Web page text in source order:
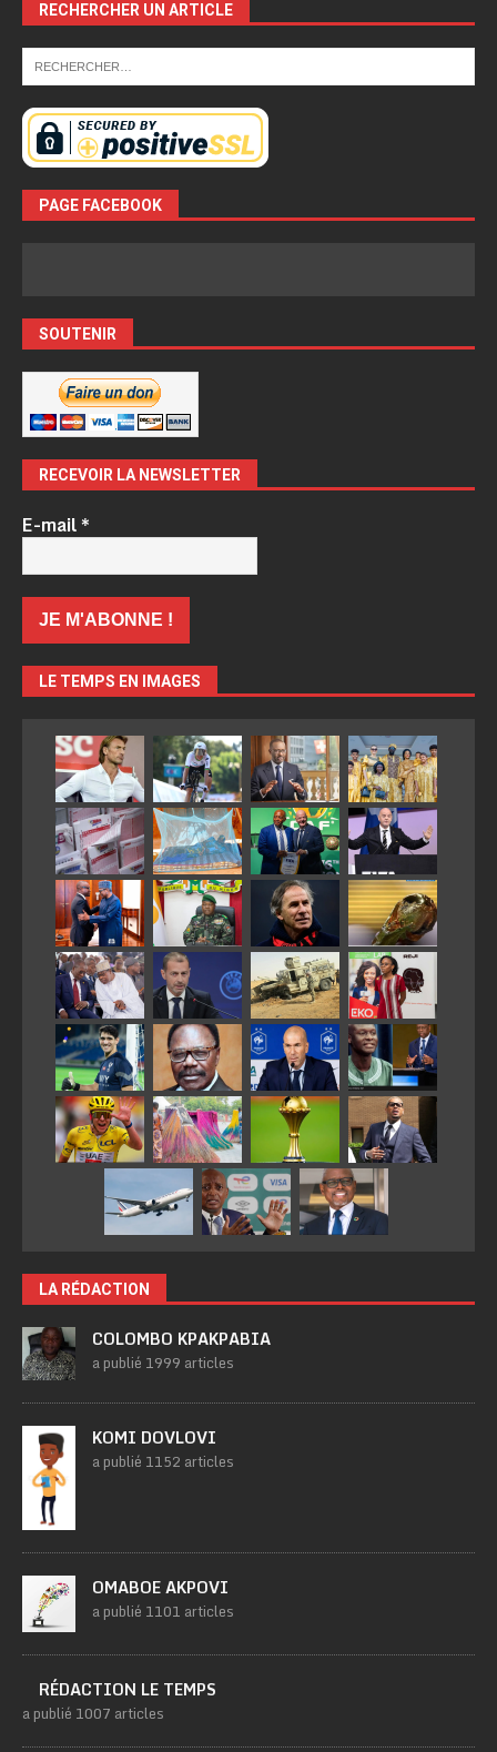
RECHERCHER UN ARTICLE
PAGE FACEBOOK
SOUTENIR
RECEVOIR LA NEWSLETTER
E-mail*
LE TEMPS EN IMAGES
LA RÉDACTION
COLOMBO KPAKPABIA
a publié 1999 articles
KOMI DOVLOVI
a publié 1152 articles
OMABOE AKPOVI
a publié 1101 articles
RÉDACTION LE TEMPS
a publié 1007 articles